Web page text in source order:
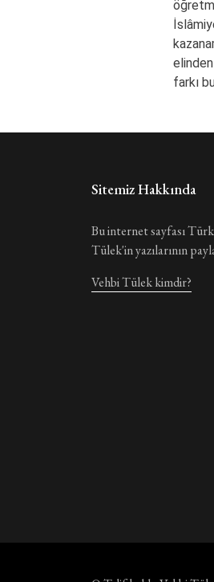
farkı
Sitemiz Hakkında
Bu internet sayfası
Tülek'in yazılarının
Vehbi Tülek kimdir?